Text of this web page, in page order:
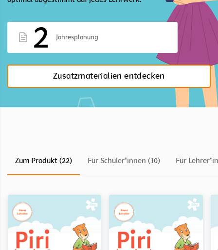
2 Jahresplanung
Zusatzmaterialien entdecken
Zum Produkt (22) Für Schüler*innen (10) Für